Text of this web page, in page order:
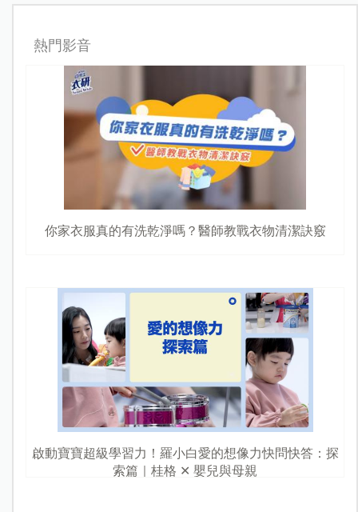
熱門影音
你家衣服真的有洗乾淨嗎？醫師教戰衣物清潔訣竅
啟動寶寶超級學習力！羅小白愛的想像力快問快答：探
索篇｜桂格 ✕ 嬰兒與母親